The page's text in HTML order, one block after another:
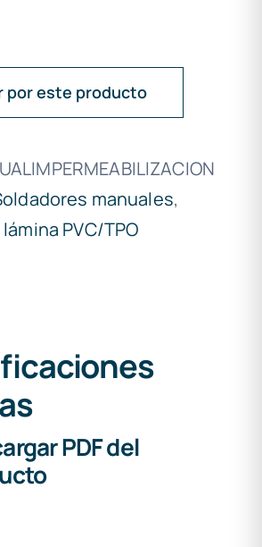
por este producto
manuales,
PVC/TPO
PDF del